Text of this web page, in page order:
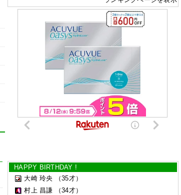
HAPPY BIRTHDAY !
大崎 玲央
（35才）
村上 昌謙
（34才）